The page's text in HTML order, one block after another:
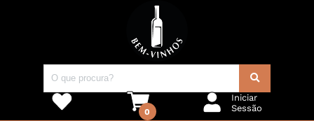
0
Iniciar
Sessão